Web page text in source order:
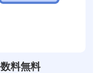
料無料